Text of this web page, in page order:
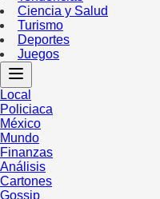
Ciencia y Salud
Turismo
Deportes
Juegos
Local
Policiaca
México
Mundo
Finanzas
Análisis
Cartones
Gossip